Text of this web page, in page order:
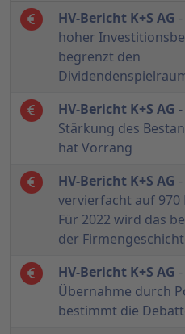
HV-Bericht K+S AG
hoher
begrenzt den
HV-Bericht K+S AG
Stärkung des
hat Vorrang
HV-Bericht K+S AG
vervierfacht auf 970
Für 2022 wird das
der
HV-Bericht K+S AG
Übernahme durch
bestimmt die